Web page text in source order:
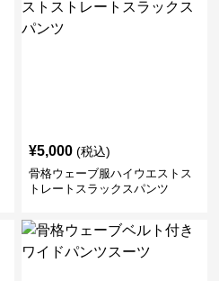
¥5,000 (税込)
骨格ウェーブ服ハイウエストス
トレートスラックスパンツ